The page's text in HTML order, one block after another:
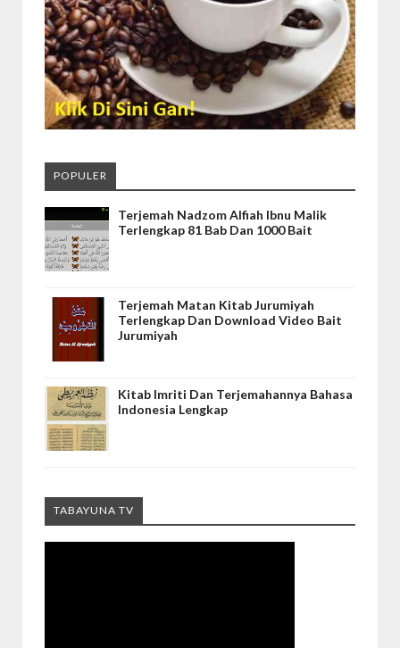
POPULER
Terjemah Nadzom Alfiah Ibnu Malik
Terlengkap 81 Bab Dan 1000 Bait
Terjemah Matan Kitab Jurumiyah
Terlengkap Dan Download Video Bait
Jurumiyah
Kitab Imriti Dan Terjemahannya Bahasa
Indonesia Lengkap
TABAYUNA TV